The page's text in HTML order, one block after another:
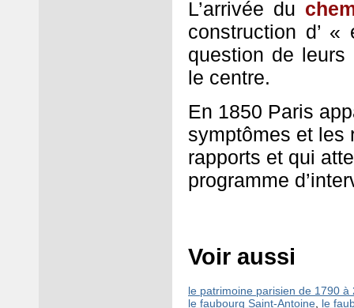
L’arrivée du
construction d’
question de leurs
le centre.
En 1850 Paris
symptômes et les
rapports et qui
programme
Voir aussi
le patrimoine parisien de 1790 à
le faubourg Saint-Antoine le